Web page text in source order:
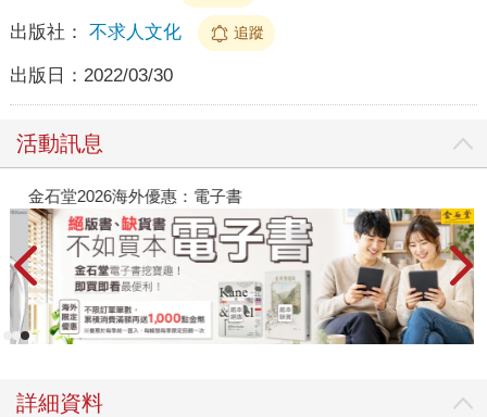
出版社： 不求人文化 追蹤
出版日： 2022/03/30
活動訊息
金石堂2026海外優惠：電子書
詳細資料